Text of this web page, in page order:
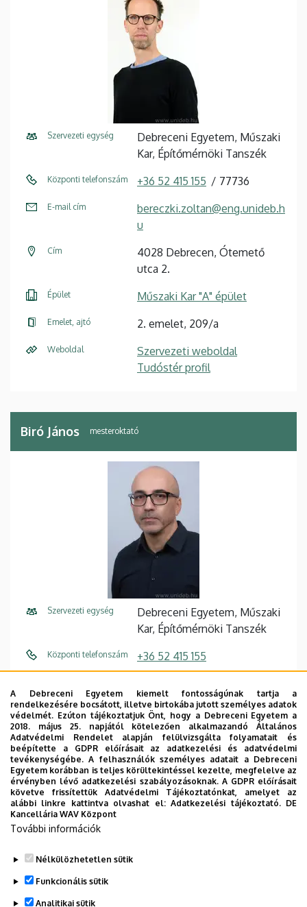
Szervezeti egység
Debreceni Egyetem, Műszaki
Kar, Építőmérnöki Tanszék
Központi telefonszám +36 52 415 155 77736
E-mail cím
bereczki.zoltan@eng.unideb.h
u
Cím
4028 Debrecen, Ótemető
utca 2.
Épület Műszaki Kar "A" épület
Emelet, ajtó 2. emelet, 209/a
Weboldal
Szervezeti weboldal
Tudóstér profil
Biró János mesteroktató
Szervezeti egység
Debreceni Egyetem, Műszaki
Kar, Építőmérnöki Tanszék
Központi telefonszám +36 52 415 155
Cím
4028 Debrecen, Ótemető
utca 2.
Épület Műszaki Kar "A" épület
Emelet, ajtó 1. emelet, 119
Weboldal
Szervezeti weboldal
Legutóbbi frissítés: 2023. 09. 22. 09:12
A Debreceni Egyetem kiemelt fontosságúnak tartja a
rendelkezésére bocsátott, illetve birtokába jutott személyes adatok
védelmét. Ezúton tájékoztatjuk Önt, hogy a Debreceni Egyetem a
2018. május 25. napjától kötelezően alkalmazandó Általános
Adatvédelmi Rendelet alapján felülvizsgálta folyamatait és
beépítette a GDPR előírásait az adatkezelési és adatvédelmi
tevékenységébe. A felhasználók személyes adatait a Debreceni
Egyetem korábban is teljes körültekintéssel kezelte, megfelelve az
érvényben lévő adatkezelési szabályozásoknak. A GDPR előírásait
követve frissítettük Adatvédelmi Tájékoztatónkat, amelyet az
alábbi linkre kattintva olvashat el:Adatkezelési tájékoztató. DE
Kancellária WAV Központ
További információk
Nélkülözhetetlen sütik
Funkcionális sütik
Analitikai sütik